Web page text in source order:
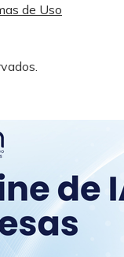
de Uso